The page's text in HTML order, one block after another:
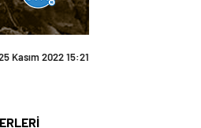
Kasım 2022 15:21